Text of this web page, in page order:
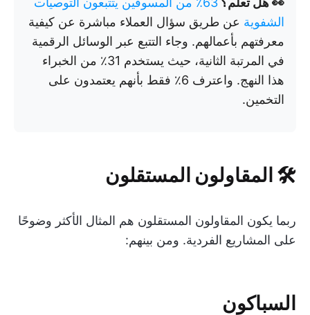
الشفوية عن طريق سؤال العملاء مباشرة عن كيفية
معرفتهم بأعمالهم. وجاء التتبع عبر الوسائل الرقمية
في المرتبة الثانية، حيث يستخدم 31٪ من الخبراء
هذا النهج. واعترف 6٪ فقط بأنهم يعتمدون على
التخمين.
🛠️ المقاولون المستقلون
ربما يكون المقاولون المستقلون هم المثال الأكثر وضوحًا
على المشاريع الفردية. ومن بينهم:
السباكون